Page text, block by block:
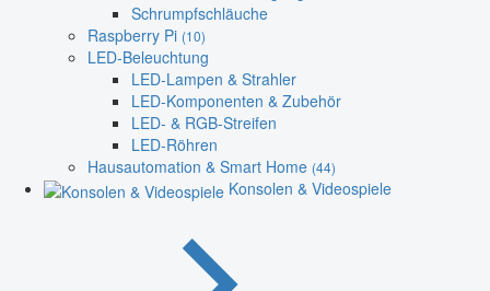
Schrumpfschläuche
Raspberry Pi (10)
LED-Beleuchtung
LED-Lampen & Strahler
LED-Komponenten & Zubehör
LED- & RGB-Streifen
LED-Röhren
Hausautomation & Smart Home (44)
Konsolen & Videospiele